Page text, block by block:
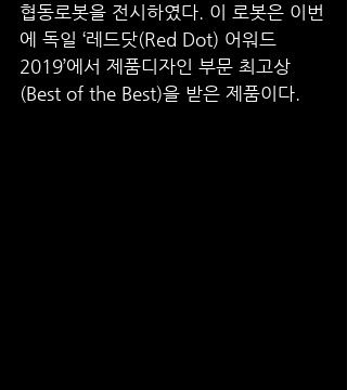
협동로봇을 전시하였다. 이 로봇은 이번
에 독일 ‘레드닷(Red Dot) 어워드
2019’에서 제품디자인 부문 최고상
(Best of the Best)을 받은 제품이다.